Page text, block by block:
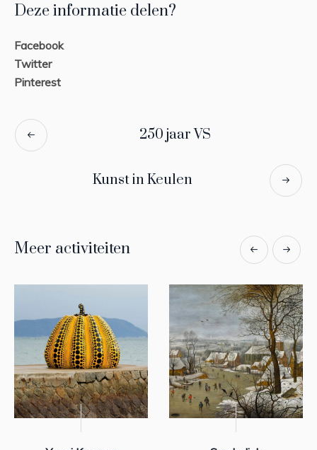
Deze informatie delen?
Facebook
Twitter
Pinterest
250 jaar VS
Kunst in Keulen
Meer activiteiten